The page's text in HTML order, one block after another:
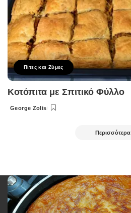
Πίτες και Ζύμες
Κοτόπιτα με Σπιτικό Φύλλο
Posted
George Zolis
Περισσότερα